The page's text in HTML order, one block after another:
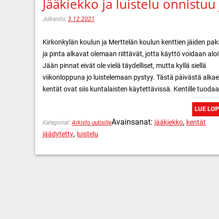
Jääkiekko ja luistelu
Julkaistu: 3.12.2021
Kirkonkylän koulun ja Merttelän koulun kenttien jäiden
ja pinta alkavat olemaan riittävät, jotta käyttö voidaan
Jään pinnat eivät ole vielä täydelliset, mutta kyllä siellä
viikonloppuna jo luistelemaan pystyy. Tästä päivästä
kentät ovat siis kuntalaisten käytettävissä. Kentille
LUE
Kategoriat: Arkisto uutisilleAvainsanat: jääkiekko, kentät
jäädytetty, luistelu